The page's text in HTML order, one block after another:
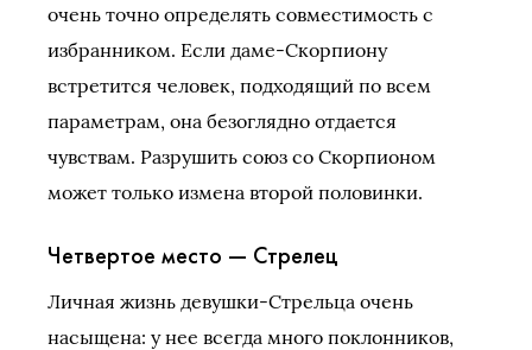
очень точно определять совместимость с
избранником. Если даме-Скорпиону
встретится человек, подходящий по всем
параметрам, она безоглядно отдается
чувствам. Разрушить союз со Скорпионом
может только измена второй половинки.
Четвертое место — Стрелец
Личная жизнь девушки-Стрельца очень
насыщена: у нее всегда много поклонников,